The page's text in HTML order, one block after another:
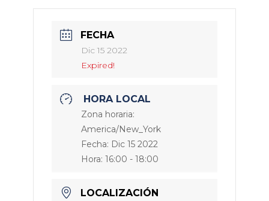
FECHA
Dic 15 2022
Expired!
HORA LOCAL
Zona horaria:
America/New_York
Fecha: Dic 15 2022
Hora: 16:00 - 18:00
LOCALIZACIÓN